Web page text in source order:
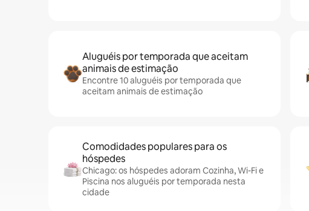
Aluguéis por temporada que aceitam
animais de estimação
Encontre 10 aluguéis por temporada que
aceitam animais de estimação
Comodidades populares para os
hóspedes
Chicago: os hóspedes adoram Cozinha, Wi-Fi e
Piscina nos aluguéis por temporada nesta
cidade